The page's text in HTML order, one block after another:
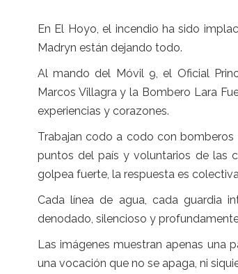
En El Hoyo, el incendio ha sido
Madryn están dejando todo.
Al mando del Móvil 9, el Oficial
Marcos Villagra y la Bombero Lara
experiencias y corazones.
Trabajan codo a codo con
puntos del país y voluntarios de las
golpea fuerte, la respuesta es
Cada línea de agua, cada guardia
denodado, silencioso y
Las imágenes muestran apenas una
una vocación que no se apaga, ni